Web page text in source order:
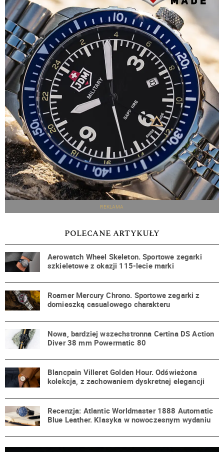
REKLAMA
POLECANE ARTYKUŁY
Aerowatch Wheel Skeleton. Sportowe zegarki
szkieletowe z okazji 115-lecie marki
Roamer Mercury Chrono. Sportowe zegarki z
domieszką casualowego charakteru
Nowa, bardziej wszechstronna Certina DS Action
Diver 38 mm Powermatic 80
Blancpain Villeret Golden Hour. Odświeżona
kolekcja, z zachowaniem dyskretnej elegancji
Recenzja: Atlantic Worldmaster 1888 Automatic
Blue Leather. Klasyka w nowoczesnym wydaniu